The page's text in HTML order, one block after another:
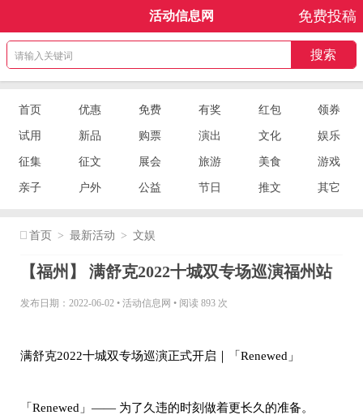
活动信息网 免费投稿
首页 优惠 免费 有奖 红包 领券
试用 新品 购票 演出 文化 娱乐
征集 征文 展会 旅游 美食 游戏
亲子 户外 公益 节日 推文 其它
首页 > 最新活动 > 文娱
【福州】 满舒克2022十城双专场巡演福州站
发布日期：2022-06-02 • 活动信息网 • 阅读 893 次
满舒克2022十城双专场巡演正式开启｜「Renewed」
「Renewed」—— 为了久违的时刻做着更长久的准备。